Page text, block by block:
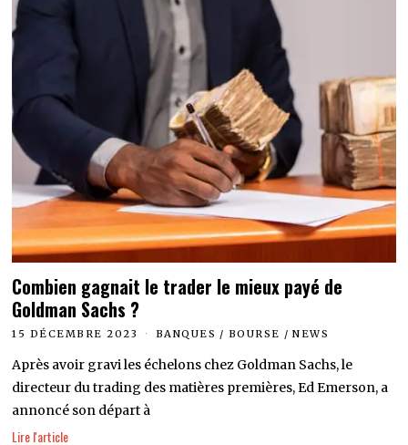
Combien gagnait le trader le mieux payé de
Goldman Sachs ?
15 DÉCEMBRE 2023 BANQUES / BOURSE / NEWS
Après avoir gravi les échelons chez Goldman Sachs, le
directeur du trading des matières premières, Ed Emerson, a
annoncé son départ à
Lire l'article